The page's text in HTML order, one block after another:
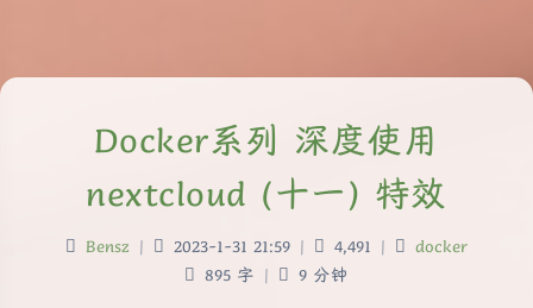
Docker系列 深度使用
nextcloud (十一) 特效
Bensz | 2023-1-31 21:59 | 4,491 |
docker
895 字 | 9 分钟